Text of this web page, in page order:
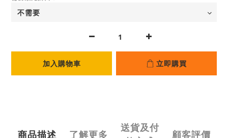
加入購物車 立即購買
商品描述 了解更多
送貨及付
顧客評價